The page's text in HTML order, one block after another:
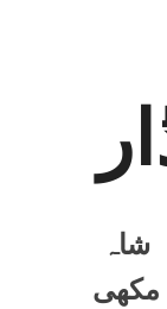
شاہ
مکھی